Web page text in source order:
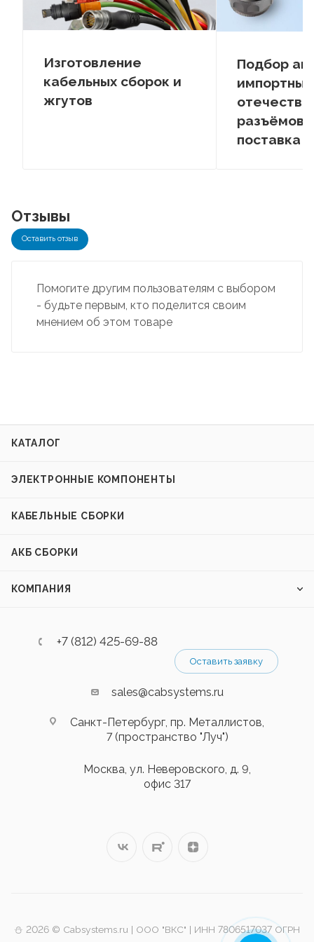
Изготовление
кабельных сборок и
жгутов
Подбор
разъёмов
поставка
Отзывы
Оставить отзыв
Помогите другим пользователям с выбором
- будьте первым, кто поделится своим
мнением об этом товаре
КАТАЛОГ
ЭЛЕКТРОННЫЕ КОМПОНЕНТЫ
КАБЕЛЬНЫЕ СБОРКИ
АКБ СБОРКИ
КОМПАНИЯ
+7 (812) 425-69-88
Оставить заявку
sales@cabsystems.ru
Санкт-Петербург, пр. Металлистов,
7 (пространство "Луч")
Москва, ул. Неверовского, д. 9,
офис 317
⛄️ 2026 © Cabsystems.ru | ООО "ВКС" | ИНН 7806517037 ОГРН